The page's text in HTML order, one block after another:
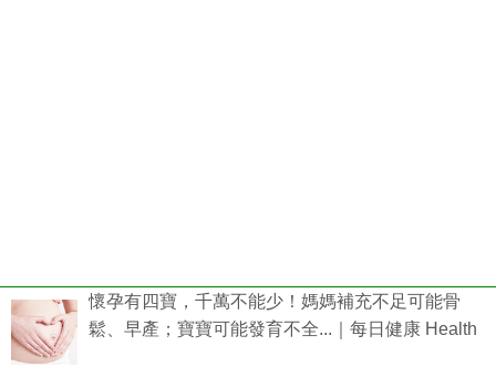
懷孕有四寶，千萬不能少！媽媽補充不足可能骨
鬆、早產；寶寶可能發育不全...｜每日健康 Health